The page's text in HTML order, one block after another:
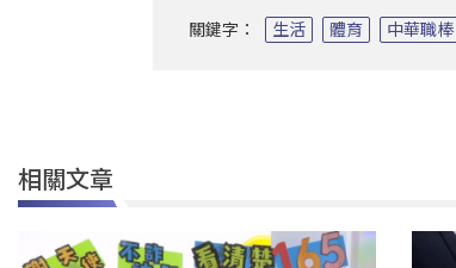
關鍵字： 生活 體育 中華職棒
相關文章